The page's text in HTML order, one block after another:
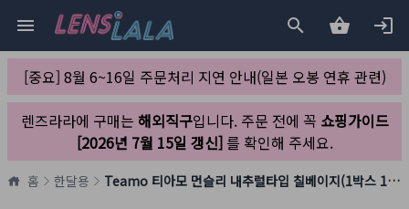
[중요] 8월 6~16일 주문처리 지연 안내(일본 오봉 연휴 관련)
렌즈라라에 구매는 해외직구입니다. 주문 전에 꼭 쇼핑가이드
[2026년 7월 15일 갱신]를 확인해 주세요.
홈 한달용 Teamo 티아모 먼슬리 내추럴타입 칠베이지(1박스 1개들이)